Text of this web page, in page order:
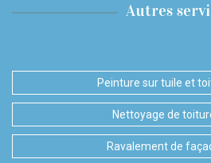
Autres
Peinture sur tuile et
Nettoyage de
Ravalement de